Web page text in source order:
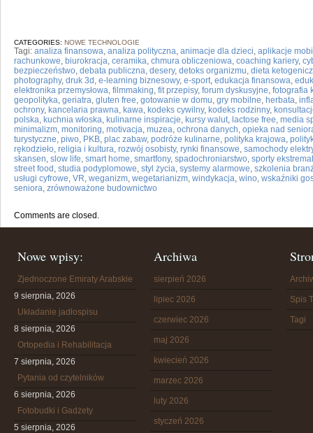
CATEGORIES: NOWE TECHNOLOGIE
Tagi: analiza finansowa, analiza polityczna, animacje dla dzieci, aplikacje
rachunkowe, biurokracja, ceramika, chmura obliczeniowa, coaching kariery,
bezpieczeństwo, debata publiczna, desery, detoks organizmu, dieta
photography, druk 3d , e-learning biznesowy, e-sport, edukacja finansowa,
elektronika przemysłowa, filmmaking, fit przepisy, forum dyskusyjne, fotografia
geopolityka, geriatra, gluten free, gotowanie w domu, gry mobilne, herbata,
ochrony, kancelaria prawna, kawa, kodeks cywilny, kodeks rodzinny,
polska, kuchnia włoska, kulinarne inspiracje, kursy walut, lactose free, media
minimalizm, monitoring, motivacja, muzea, ochrona danych, opieka nad
turystyczne, piwo, PKB, plac zabaw, podróże kulinarne, polityka krajowa,
rękodzieło, religia i kultura, rozwój osobisty, rynki finansowe, samochody
skansen, slow life, smart home, smartfony, spadochroniarstwo, sporty
street food , studia podyplomowe, styl życia, systemy alarmowe, szkolenia
usługi cyfrowe, VR, weganizm, wegetarianizm, windykacja, wino, wskaźniki
seniora, zrównoważone budownictwo
Comments are closed.
Nowe wpisy:
Zjednoczone Emiraty Arabskie
9 sierpnia, 2026
Układanie jadłospisu
8 sierpnia, 2026
Ortopedia i Rehabilitacja
7 sierpnia, 2026
Pytania od czytelników
6 sierpnia, 2026
Fotobudki i Gadżety
5 sierpnia, 2026
Archiwa
sierpień 2026
lipiec 2026
czerwiec 2026
maj 2026
kwiecień 2026
marzec 2026
luty 2026
styczeń 2026
Spis
Tagi